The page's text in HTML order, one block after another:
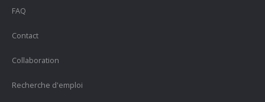
FAQ
Contact
Collaboration
Recherche d'emploi